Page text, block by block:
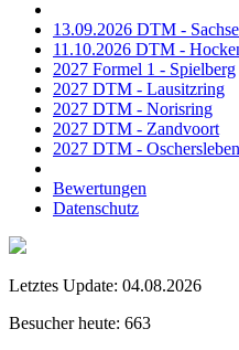
13.09.2026 DTM -
11.10.2026 DTM -
2027 Formel 1 - Spielberg
2027 DTM - Lausitzring
2027 DTM - Norisring
2027 DTM - Zandvoort
2027 DTM - Oschersleben
Bewertungen
Datenschutz
Letztes Update: 04.08.2026
Besucher heute: 663